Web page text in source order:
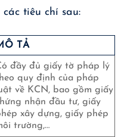
tiêu chí sau:
TẢ
đầy đủ giấy tờ pháp lý
quy định của pháp
về KCN, bao gồm giấy
nhận đầu tư, giấy
xây dựng, giấy phép
trường,…